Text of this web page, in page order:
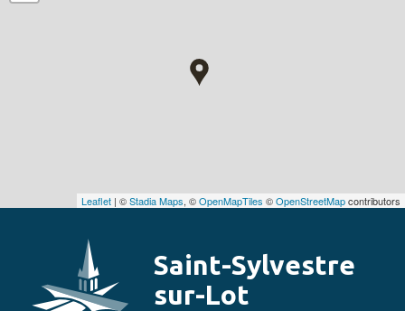
Saint-Sylvestre
sur-Lot
Leaflet | ©Stadia Maps, ©OpenMapTiles ©OpenStreetMapcontributors